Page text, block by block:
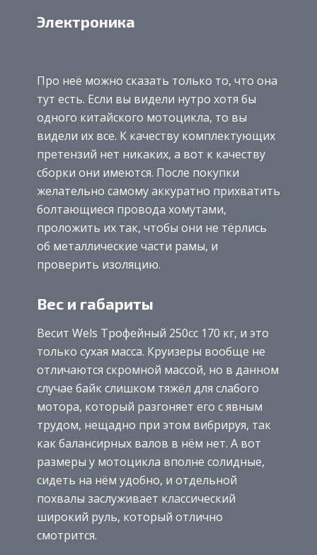
Электроника
Про неё можно сказать только то, что она
тут есть. Если вы видели нутро хотя бы
одного китайского мотоцикла, то вы
видели их все. К качеству комплектующих
претензий нет никаких, а вот к качеству
сборки они имеются. После покупки
желательно самому аккуратно прихватить
болтающиеся провода хомутами,
проложить их так, чтобы они не тёрлись
об металлические части рамы, и
проверить изоляцию.
Вес и габариты
Весит Wels Трофейный 250cc 170 кг, и это
только сухая масса. Круизеры вообще не
отличаются скромной массой, но в данном
случае байк слишком тяжёл для слабого
мотора, который разгоняет его с явным
трудом, нещадно при этом вибрируя, так
как балансирных валов в нём нет. А вот
размеры у мотоцикла вполне солидные,
сидеть на нём удобно, и отдельной
похвалы заслуживает классический
широкий руль, который отлично
смотрится.